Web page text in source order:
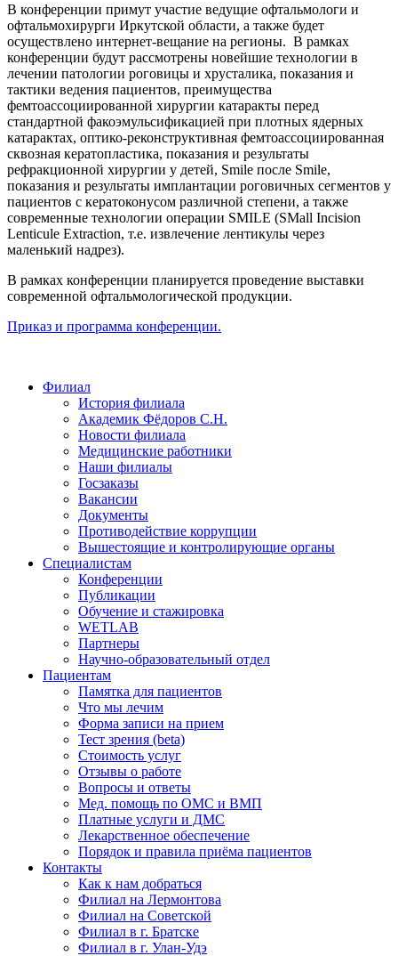
В конференции примут участие ведущие офтальмологи и
офтальмохирурги Иркутской области, а также будет
осуществлено интернет-вещание на регионы. В рамках
конференции будут рассмотрены новейшие технологии в
лечении патологии роговицы и хрусталика, показания и
тактики ведения пациентов, преимущества
фемтоассоциированной хирургии катаракты перед
стандартной факоэмульсификацией при плотных ядерных
катарактах, оптико-реконструктивная фемтоассоциированная
сквозная кератопластика, показания и результаты
рефракционной хирургии у детей, Smile после Smile,
показания и результаты имплантации роговичных сегментов у
пациентов с кератоконусом различной степени, а также
современные технологии операции SMILE (SMall Incision
Lenticule Extraction, т.е. извлечение лентикулы через
маленький надрез).
В рамках конференции планируется проведение выставки
современной офтальмологической продукции.
Приказ и программа конференции.
Филиал
История филиала
Академик Фёдоров С.Н.
Новости филиала
Медицинские работники
Наши филиалы
Госзаказы
Вакансии
Документы
Противодействие коррупции
Вышестоящие и контролирующие органы
Специалистам
Конференции
Публикации
Обучение и стажировка
WETLAB
Партнеры
Научно-образовательный отдел
Пациентам
Памятка для пациентов
Что мы лечим
Форма записи на прием
Тест зрения (beta)
Стоимость услуг
Отзывы о работе
Вопросы и ответы
Мед. помощь по ОМС и ВМП
Платные услуги и ДМС
Лекарственное обеспечение
Порядок и правила приёма пациентов
Контакты
Как к нам добраться
Филиал на Лермонтова
Филиал на Советской
Филиал в г. Братске
Филиал в г. Улан-Удэ